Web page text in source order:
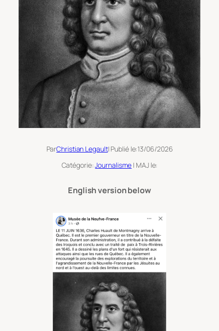
ParChristian Legault| Publié le:13/06/2026
Catégorie:Journalisme | MAJ le:
English version below